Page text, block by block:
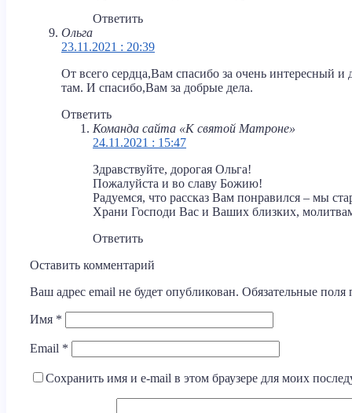
Ответить
Ольга
23.11.2021 : 20:39
От всего сердца,Вам спасибо за очень интересный
там. И спасибо,Вам за добрые дела.
Ответить
Команда сайта «К святой Матроне»
24.11.2021 : 15:47
Здравствуйте, дорогая Ольга!
Пожалуйста и во славу Божию!
Радуемся, что рассказ Вам понравился – мы
Храни Господи Вас и Ваших близких,
Ответить
Оставить комментарий
Ваш адрес email не будет опубликован. Обязательные
Имя *
Email *
Сохранить имя и e-mail в этом браузере для моих